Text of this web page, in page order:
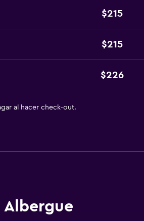
$215
$215
$226
al hacer check-out.
Albergue